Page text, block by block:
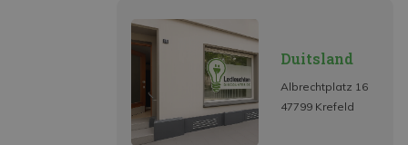
Duitsland
Albrechtplatz 16
47799 Krefeld